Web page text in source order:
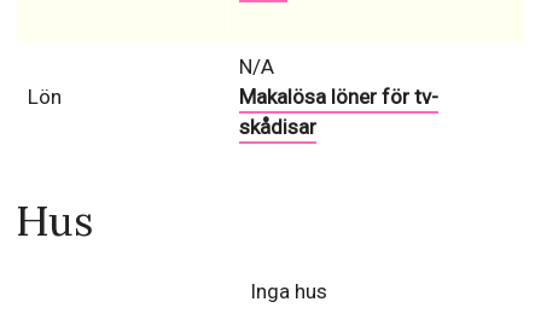
Lön
N/A
Makalösa löner för tv-
skådisar
Hus
Inga hus